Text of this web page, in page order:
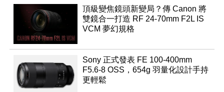
頂級變焦鏡頭新變局？傳 Canon 將
雙鏡合一打造 RF 24-70mm F2L IS
VCM 夢幻規格
Sony 正式發表 FE 100-400mm
F5.6-8 OSS，654g 羽量化設計手持
更輕鬆